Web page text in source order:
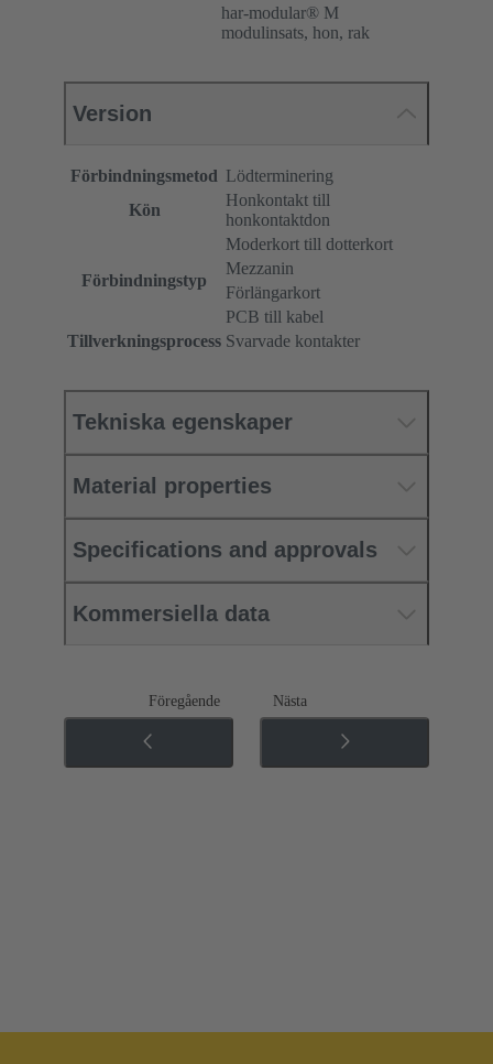
har-modular® M
modulinsats, hon, rak
Version
Förbindningsmetod Lödterminering
Kön
Honkontakt till
honkontaktdon
Förbindningstyp
Moderkort till dotterkort
Mezzanin
Förlängarkort
PCB till kabel
Tillverkningsprocess Svarvade kontakter
Tekniska egenskaper
Material properties
Specifications and approvals
Kommersiella data
Föregående Nästa